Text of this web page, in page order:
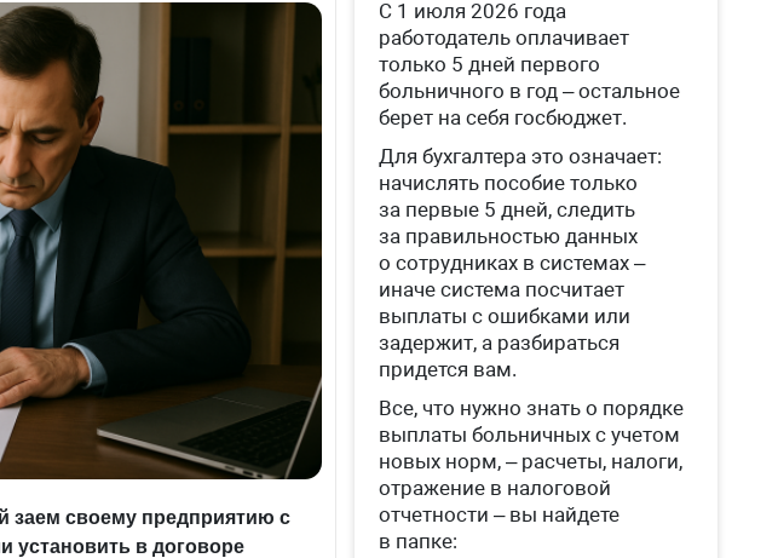
заем своему предприятию с
установить в договоре
С 1 июля 2026 года
работодатель оплачивает
только 5 дней первого
больничного в год – остальное
берет на себя госбюджет.
Для бухгалтера это означает:
начислять пособие только
за первые 5 дней, следить
за правильностью данных
о сотрудниках в системах –
иначе система посчитает
выплаты с ошибками или
задержит, а разбираться
придется вам.
Все, что нужно знать о порядке
выплаты больничных с учетом
новых норм, – расчеты, налоги,
отражение в налоговой
отчетности – вы найдете
в папке: